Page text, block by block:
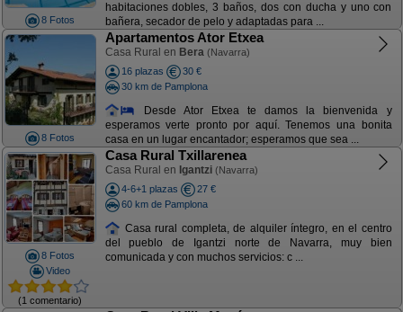
8 Fotos
habitaciones dobles, 3 baños, dos con ducha y uno con
bañera, secador de pelo y adaptadas para ...
8 Fotos
Apartamentos Ator Etxea
Casa Rural en Bera (Navarra)
16 plazas
30 €
30 km de Pamplona
Desde Ator Etxea te damos la bienvenida y
esperamos verte pronto por aquí. Tenemos una bonita
casa en un lugar encantador; esperamos que sea ...
8 Fotos
Video
(1 comentario)
Casa Rural Txillarenea
Casa Rural en Igantzi (Navarra)
4-6+1 plazas
27 €
60 km de Pamplona
Casa rural completa, de alquiler íntegro, en el centro
del pueblo de Igantzi norte de Navarra, muy bien
comunicada y con muchos servicios: c ...